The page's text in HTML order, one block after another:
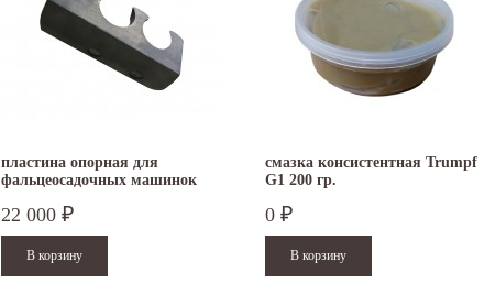
пластина опорная для
фальцеосадочных машинок
22 000 ₽
смазка консистентная Trumpf
G1 200 гр.
0 ₽